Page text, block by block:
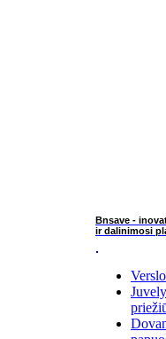
Bnsave -
ir dalinimosi